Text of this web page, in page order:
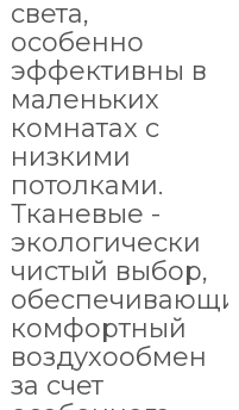
света,
особенно
эффективны в
маленьких
комнатах с
низкими
потолками.
Тканевые -
экологически
чистый выбор,
комфортный
воздухообмен
за счет